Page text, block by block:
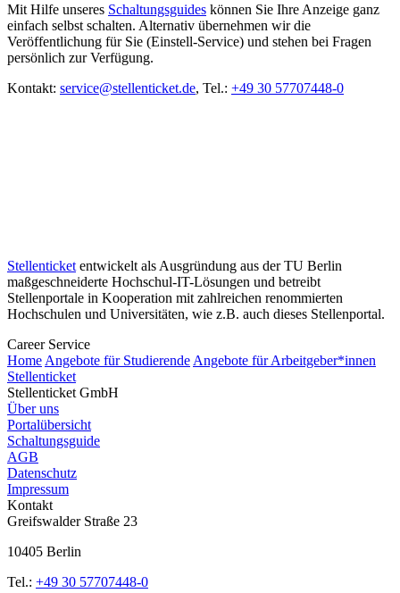
Mit Hilfe unseres Schaltungsguides können Sie Ihre Anzeige ganz
einfach selbst schalten. Alternativ übernehmen wir die
Veröffentlichung für Sie (Einstell-Service) und stehen bei Fragen
persönlich zur Verfügung.
Kontakt: service@stellenticket.de, Tel.: +49 30 57707448-0
Stellenticket entwickelt als Ausgründung aus der TU Berlin
maßgeschneiderte Hochschul-IT-Lösungen und betreibt
Stellenportale in Kooperation mit zahlreichen renommierten
Hochschulen und Universitäten, wie z.B. auch dieses Stellenportal.
Career Service
Home Angebote für Studierende Angebote für Arbeitgeber*innen
Stellenticket
Stellenticket GmbH
Über uns
Portalübersicht
Schaltungsguide
AGB
Datenschutz
Impressum
Kontakt
Greifswalder Straße 23
10405 Berlin
Tel.: +49 30 57707448-0